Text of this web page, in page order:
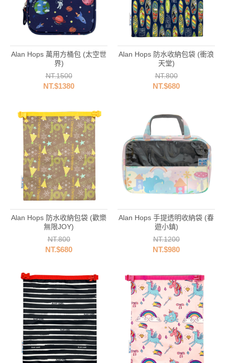
Alan Hops 萬用方桶包 (太空世
界)
NT.1500
NT.$1380
Alan Hops 防水收納包袋 (衝浪
天堂)
NT.800
NT.$680
Alan Hops 防水收納包袋 (歡樂
無限JOY)
NT.800
NT.$680
Alan Hops 手提透明收納袋 (春
遊小鎮)
NT.1200
NT.$980